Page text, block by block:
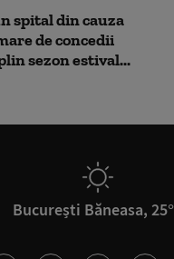
spital din cauza
de concedii
sezon estival...
București Băneasa,